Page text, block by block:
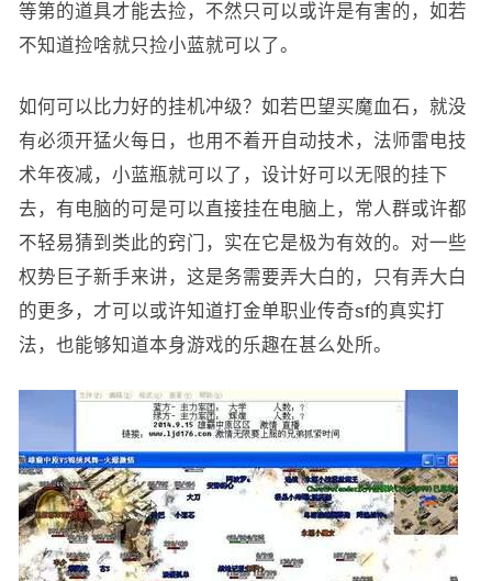
等第的道具才能去捡，不然只可以或许是有害的，如若
不知道捡啥就只捡小蓝就可以了。
如何可以比力好的挂机冲级？如若巴望买魔血石，就没
有必须开猛火每日，也用不着开自动技术，法师雷电技
术年夜减，小蓝瓶就可以了，设计好可以无限的挂下
去，有电脑的可是可以直接挂在电脑上，常人群或许都
不轻易猜到类此的窍门，实在它是极为有效的。对一些
权势巨子新手来讲，这是务需要弄大白的，只有弄大白
的更多，才可以或许知道打金单职业传奇sf的真实打
法，也能够知道本身游戏的乐趣在甚么处所。